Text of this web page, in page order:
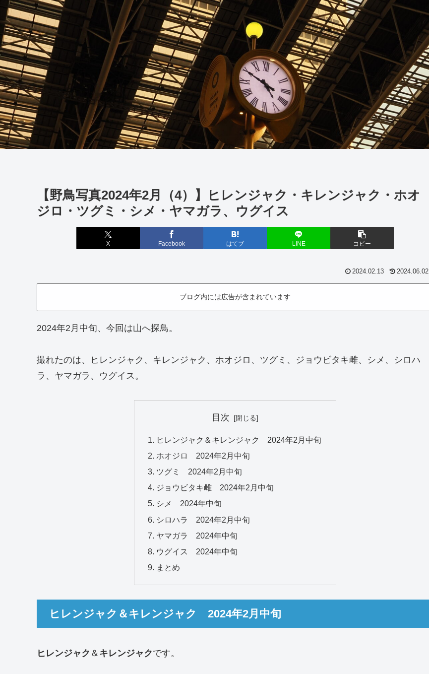
【野鳥写真2024年2月（4）】ヒレンジャク・キレンジャク・ホオ
ジロ・ツグミ・シメ・ヤマガラ、ウグイス
X Facebook はてブ LINE コピー
2024.02.13 2024.06.02
ブログ内には広告が含まれています
2024年2月中旬、今回は山へ探鳥。
撮れたのは、ヒレンジャク、キレンジャク、ホオジロ、ツグミ、ジョウビタキ雌、シメ、シロハ
ラ、ヤマガラ、ウグイス。
目次
ヒレンジャク＆キレンジャク 2024年2月中旬
ホオジロ 2024年2月中旬
ツグミ 2024年2月中旬
ジョウビタキ雌 2024年2月中旬
シメ 2024年中旬
シロハラ 2024年2月中旬
ヤマガラ 2024年中旬
ウグイス 2024年中旬
まとめ
ヒレンジャク＆キレンジャク 2024年2月中旬
ヒレンジャク ＆ キレンジャクです。